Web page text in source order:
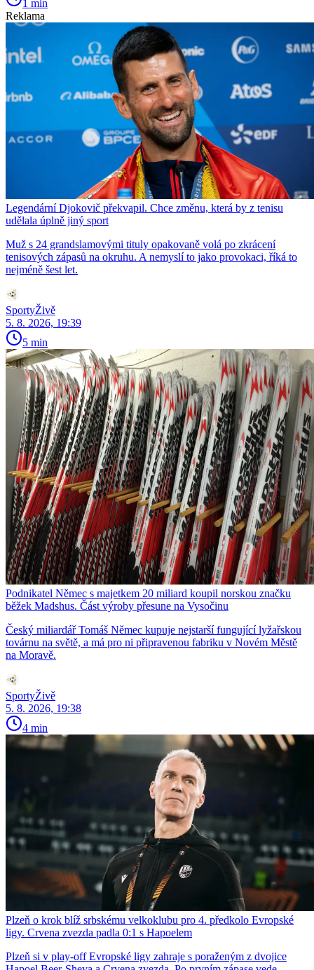
1 min
Reklama
Legendární Djokovič překvapil. Chce změnu, která by z tenisu
udělala úplně jiný sport
Muž s 24 grandslamovými tituly opakovaně volá po zkrácení
tenisových zápasů na okruhu. A nemyslí to jako provokaci, říká to
nejméně šest let.
SportyŽivě
5. 8. 2026, 19:39
5 min
Podnikatel Němec s majetkem 20 miliard koupil norskou značku
běžek Madshus. Část výroby přesune na Vysočinu
Český miliardář Tomáš Němec kupuje nejstarší fungující lyžařskou
továrnu na světě, a má pro ni připravenou fabriku v Novém Městě
na Moravě.
SportyŽivě
5. 8. 2026, 19:38
4 min
Plzeň o krok blíž srbskému velkoklubu pro 4. předkolo Evropské
ligy. Crvena zvezda padla 0:1 s Hapoelem
Plzeň si v play-off Evropské ligy zahraje s poraženým z dvojice